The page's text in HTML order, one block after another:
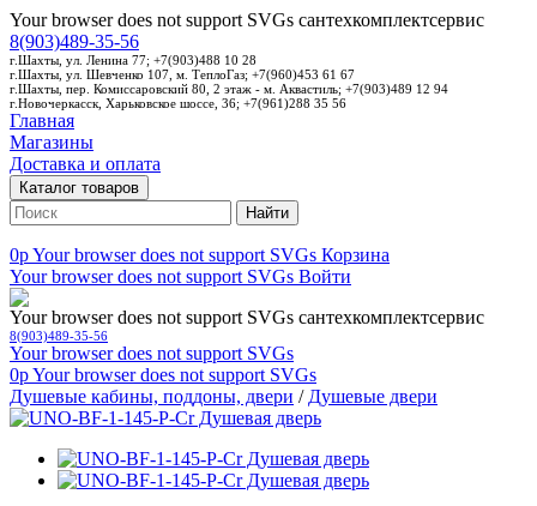
Your browser does not support SVGs сантехкомплектсервис
8(903)489-35-56
г.Шахты, ул. Ленина 77; +7(903)488 10 28
г.Шахты, ул. Шевченко 107, м. ТеплоГаз; +7(960)453 61 67
г.Шахты, пер. Комиссаровский 80, 2 этаж - м. Аквастиль; +7(903)489 12 94
г.Новочеркасск, Харьковское шоссе, 36; +7(961)288 35 56
Главная
Магазины
Доставка и оплата
Каталог товаров
Найти
0pYour browser does not support SVGs Корзина
Your browser does not support SVGs Войти
Your browser does not support SVGs сантехкомплектсервис
8(903)489-35-56
Your browser does not support SVGs
0pYour browser does not support SVGs
Душевые кабины, поддоны, двери / Душевые двери